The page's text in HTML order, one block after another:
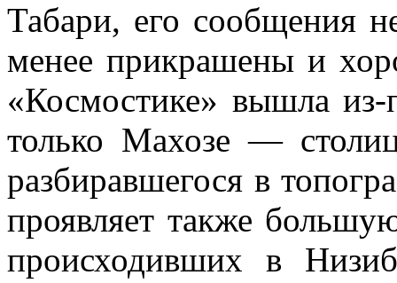
Табари, его сообщения
менее прикрашены и
«Космостике» вышла
только Махозе —
разбиравшегося в
проявляет также
происходивших в